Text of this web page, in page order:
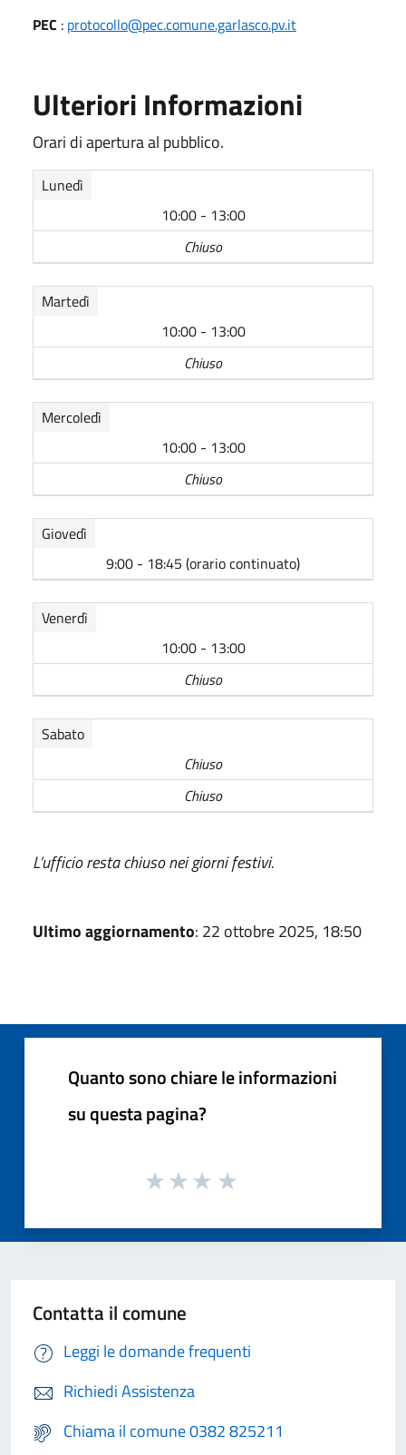
PEC : protocollo@pec.comune.garlasco.pv.it
Ulteriori Informazioni
Orari di apertura al pubblico.
Lunedì
10:00 - 13:00
Chiuso
Martedì
10:00 - 13:00
Chiuso
Mercoledì
10:00 - 13:00
Chiuso
Giovedì
9:00 - 18:45 (orario continuato)
Venerdì
10:00 - 13:00
Chiuso
Sabato
Chiuso
Chiuso
L’ufficio resta chiuso nei giorni festivi.
Ultimo aggiornamento: 22 ottobre 2025, 18:50
Quanto sono chiare le informazioni
su questa pagina?
Contatta il comune
Leggi le domande frequenti
Richiedi Assistenza
Chiama il comune 0382 825211